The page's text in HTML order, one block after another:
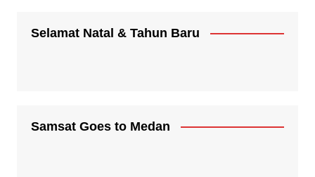
Selamat Natal & Tahun Baru
Samsat Goes to Medan